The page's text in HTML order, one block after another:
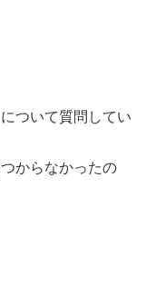
ついて質問してい
からなかったの